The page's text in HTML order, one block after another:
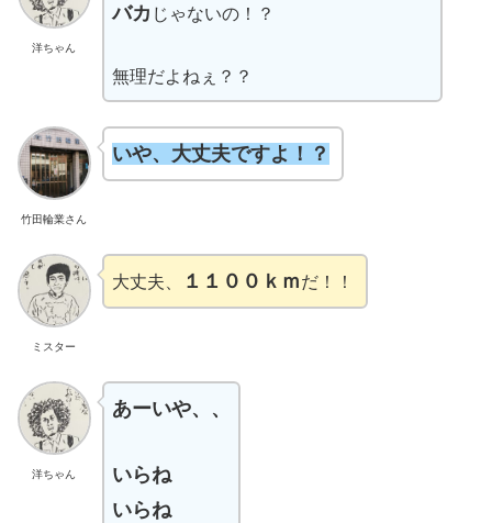
洋ちゃん
バカ じゃないの！？
無理だよねぇ？？
竹田輪業さん
いや、大丈夫ですよ！？
ミスター
大丈夫、 １１０ ０ ｋｍだ！！
洋ちゃん
あーいや、、
いらね
いらね